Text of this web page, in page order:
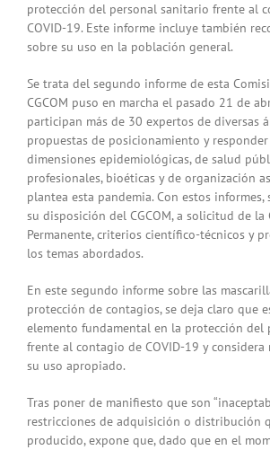
protección del personal sanitario frente al
COVID-19. Este informe incluye también
sobre su uso en la población general.
Se trata del segundo informe de esta
CGCOM puso en marcha el pasado 21 de
participan más de 30 expertos de diversas
propuestas de posicionamiento y
dimensiones epidemiológicas, de salud
profesionales, bioéticas y de organización
plantea esta pandemia. Con estos
su disposición del CGCOM, a solicitud de la
Permanente, criterios científico-técnicos y
los temas abordados.
En este segundo informe sobre las
protección de contagios, se deja claro que
elemento fundamental en la protección del
frente al contagio de COVID-19 y
su uso apropiado.
Tras poner de manifiesto que son
restricciones de adquisición o distribución
producido, expone que, dado que en el